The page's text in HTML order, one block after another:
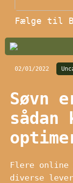
Fælge til
02/01/2022
Søvn
sådan
Flere
diverse